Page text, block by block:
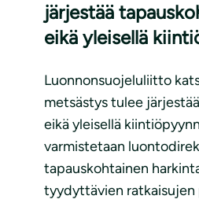
järjestää
eikä yleisellä
Luonnonsuojeluliitto
metsästys tulee
eikä yleisellä
varmistetaan
tapauskohtainen
tyydyttävien ratkaisujen